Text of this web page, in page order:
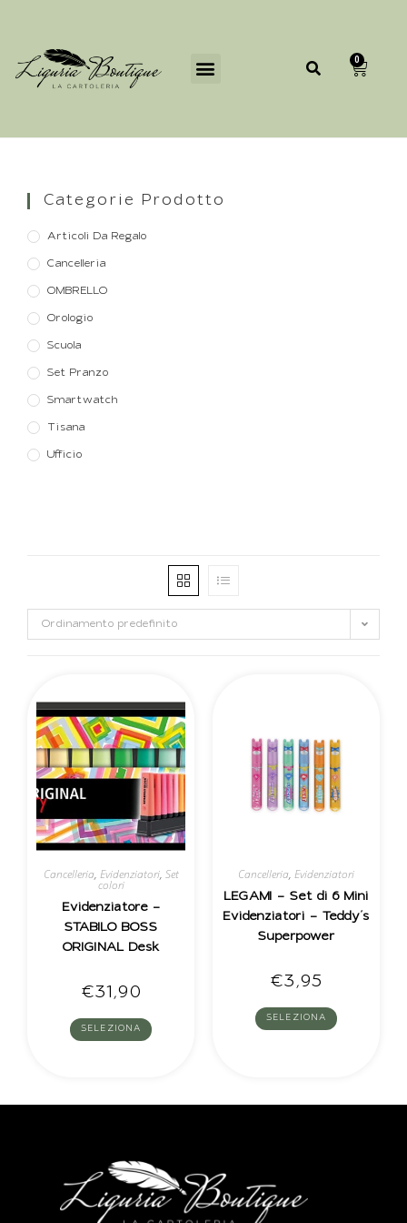
0
Categorie Prodotto
Articoli Da Regalo
Cancelleria
OMBRELLO
Orologio
Scuola
Set Pranzo
Smartwatch
Tisana
Ufficio
Ordinamento predefinito
Cancelleria, Evidenziatori, Set
colori
Evidenziatore –
STABILO BOSS
ORIGINAL Desk
€31,90
SELEZIONA
Cancelleria, Evidenziatori
LEGAMI – Set di 6 Mini
Evidenziatori – Teddy’s
Superpower
€3,95
SELEZIONA